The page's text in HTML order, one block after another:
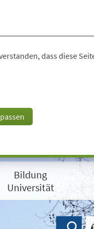
dass diese
Bildung
Universität